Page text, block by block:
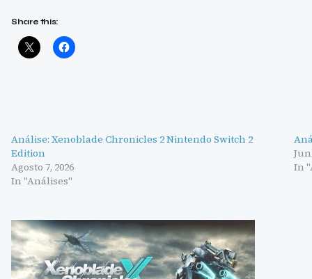
Share this:
Análise: Xenoblade Chronicles 2 Nintendo Switch 2
Edition
Agosto 7, 2026
In "Análises"
In